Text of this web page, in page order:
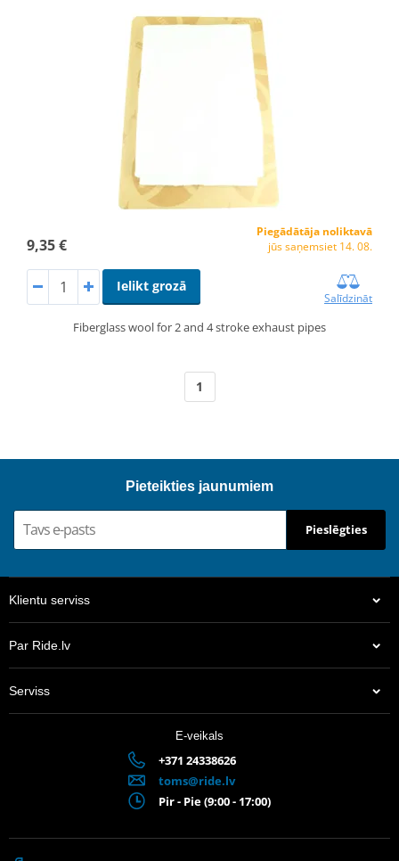
9,35 €
Piegādātāja noliktavā
jūs saņemsiet 14. 08.
Ielikt grozā
Salīdzināt
Fiberglass wool for 2 and 4 stroke exhaust pipes
1
Pieteikties jaunumiem
Pieslēgties
Klientu serviss
Par Ride.lv
Serviss
E-veikals
+371 24338626
toms@ride.lv
Pir - Pie (9:00 - 17:00)